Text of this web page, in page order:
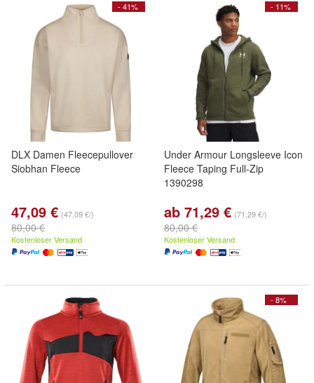
- 41%
DLX Damen Fleecepullover
Siobhan Fleece
47,09 € (47,09 €/)
80,00 €
Kostenloser Versand
- 11%
Under Armour Longsleeve Icon
Fleece Taping Full-Zip
1390298
ab 71,29 € (71,29 €/)
80,00 €
Kostenloser Versand
- 8%